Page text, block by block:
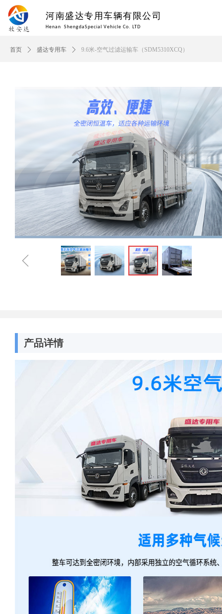
河南盛达专用车辆有限公司
Henan ShengdaSpecial Vehicle Co. LTD
首页 ꄲ 盛达专用车 ꄲ 9.6米-空气过滤运输车（SDM5310XCQ）
ꁆ
产品详情